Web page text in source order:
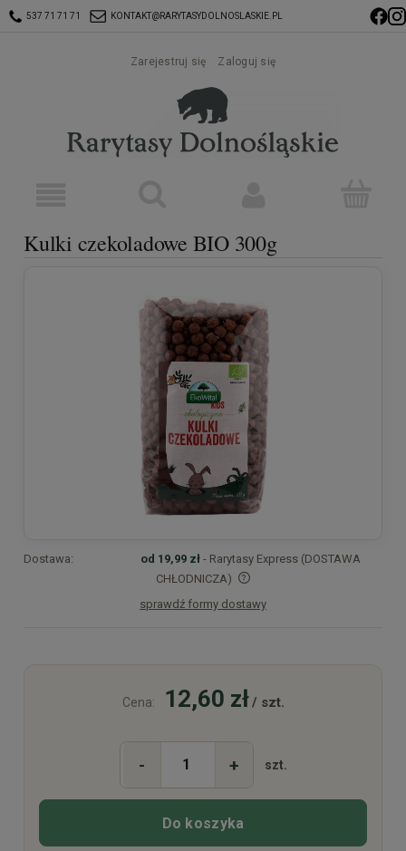
537 71 71 71 KONTAKT@RARYTASYDOLNOSLASKIE.PL
Zarejestruj się Zaloguj się
Kulki czekoladowe BIO 300g
Dostawa: od 19,99 zł - Rarytasy Express (DOSTAWA
CHŁODNICZA)
Cena nie zawiera ewentualnych kosztów płatności
sprawdź formy dostawy
Cena: 12,60 zł/ szt.
- + szt.
Do koszyka